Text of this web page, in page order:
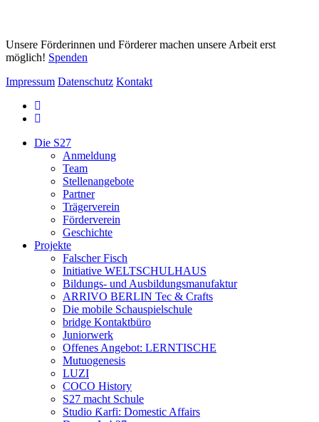
Unsere Förderinnen und Förderer machen unsere Arbeit erst
möglich! Spenden
Impressum Datenschutz Kontakt
facebook
instagram
Close
Die S27
Anmeldung
Team
Stellenangebote
Partner
Trägerverein
Förderverein
Geschichte
Projekte
Falscher Fisch
Initiative WELTSCHULHAUS
Bildungs- und Ausbildungsmanufaktur
ARRIVO BERLIN Tec & Crafts
Die mobile Schauspielschule
bridge Kontaktbüro
Juniorwerk
Offenes Angebot: LERNTISCHE
Mutuogenesis
LUZI
COCO History
S27 macht Schule
Studio Ƙarfi: Domestic Affairs